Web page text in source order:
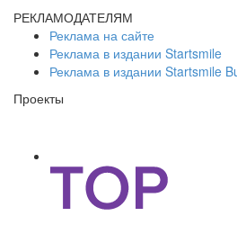
РЕКЛАМОДАТЕЛЯМ
Реклама на сайте
Реклама в издании Startsmile
Реклама в издании Startsmile
Проекты